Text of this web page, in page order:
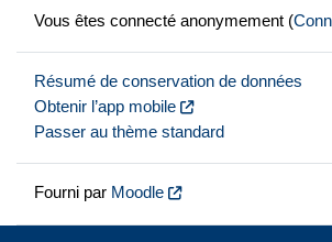
Vous êtes connecté anonymement (
Résumé de conservation de données
Obtenir l’app mobile
Passer au thème standard
Fourni par Moodle